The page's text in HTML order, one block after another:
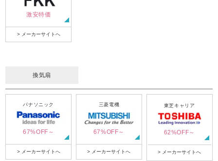
激安特価
> メーカーサイトへ
換気扇
パナソニック
67%OFF～
> メーカーサイトへ
三菱電機
67%OFF～
> メーカーサイトへ
東芝キャリア
62%OFF～
> メーカーサイトへ